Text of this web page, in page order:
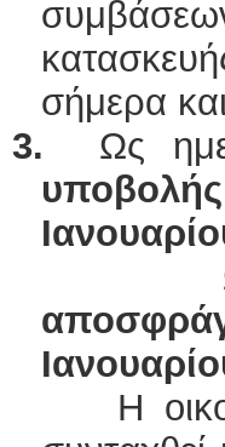
σήμερα
3. Ως
Ως
Η